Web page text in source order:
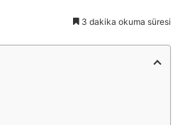
3 dakika okuma süresi